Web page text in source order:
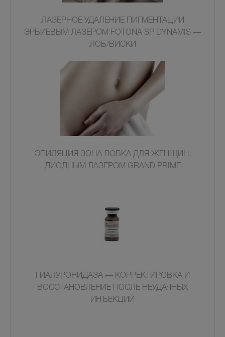
ЛАЗЕРНОЕ УДАЛЕНИЕ ПИГМЕНТАЦИИ
ЭРБИЕВЫМ ЛАЗЕРОМ FOTONA SP DYNAMIS —
ЛОБ/ВИСКИ
ЭПИЛЯЦИЯ ЗОНА ЛОБКА ДЛЯ ЖЕНЩИН,
ДИОДНЫМ ЛАЗЕРОМ GRAND PRIME
ГИАЛУРОНИДАЗА — КОРРЕКТИРОВКА И
ВОССТАНОВЛЕНИЕ ПОСЛЕ НЕУДАЧНЫХ
ИНЪЕКЦИЙ